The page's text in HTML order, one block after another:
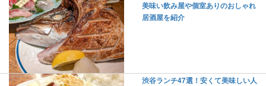
美味い飲み屋や個室ありのおしゃれ
居酒屋を紹介
渋谷ランチ47選！安くて美味しい人